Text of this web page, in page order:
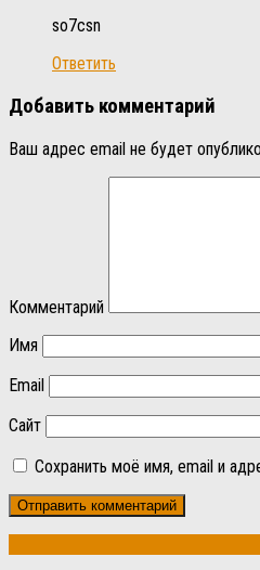
so7csn
Ответить
Добавить комментарий
Ваш адрес email не будет
Комментарий
Имя
Email
Сайт
Сохранить моё имя, email и